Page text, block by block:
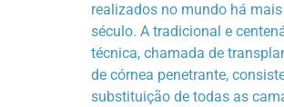
realizados no mundo há mais
século. A tradicional e
técnica, chamada de
de córnea penetrante,
substituição de todas as